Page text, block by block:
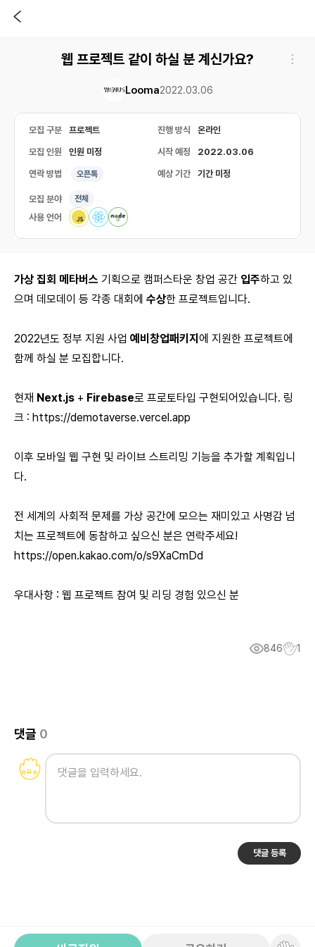
웹 프로젝트 같이 하실 분 계신가요?
Looma2022.03.06
모집 구분 프로젝트 진행 방식 온라인
모집 인원 인원 미정 시작 예정 2022.03.06
연락 방법 오픈톡 예상 기간 기간 미정
모집 분야 전체
사용 언어
가상 집회 메타버스 기획으로 캠퍼스타운 창업 공간 입주하고 있
으며 데모데이 등 각종 대회에 수상한 프로젝트입니다.
2022년도 정부 지원 사업 예비창업패키지 에 지원한 프로젝트에
함께 하실 분 모집합니다.
현재 Next.js + Firebase로 프로토타입 구현되어있습니다. 링
크 : https://demotaverse.vercel.app
이후 모바일 웹 구현 및 라이브 스트리밍 기능을 추가할 계획입니
다.
전 세계의 사회적 문제를 가상 공간에 모으는 재미있고 사명감 넘
치는 프로젝트에 동참하고 싶으신 분은 연락주세요!
https://open.kakao.com/o/s9XaCmDd
우대사항 : 웹 프로젝트 참여 및 리딩 경험 있으신 분
846 1
댓글 0
댓글 등록